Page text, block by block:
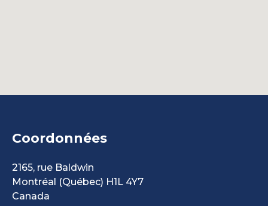
Coordonnées
2165, rue Baldwin
Montréal (Québec) H1L 4Y7
Canada